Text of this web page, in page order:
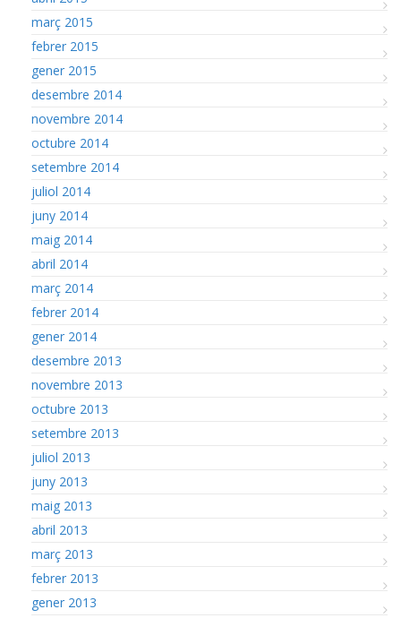
març 2015
febrer 2015
gener 2015
desembre 2014
novembre 2014
octubre 2014
setembre 2014
juliol 2014
juny 2014
maig 2014
abril 2014
març 2014
febrer 2014
gener 2014
desembre 2013
novembre 2013
octubre 2013
setembre 2013
juliol 2013
juny 2013
maig 2013
abril 2013
març 2013
febrer 2013
gener 2013